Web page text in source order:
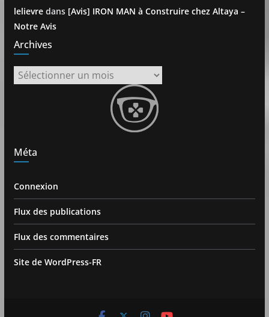
lelievredans [Avis] IRON MAN à Construire chez Altaya –
Notre Avis
Archives
Archives
Méta
Connexion
Flux des publications
Flux des commentaires
Site de WordPress-FR